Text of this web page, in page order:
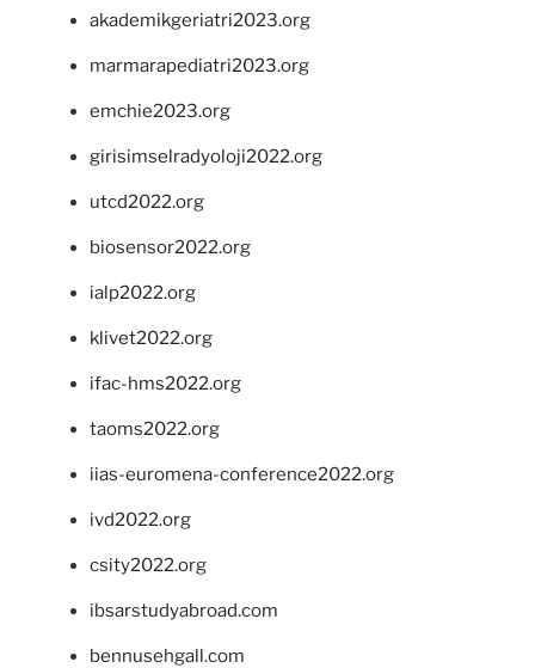
akademikgeriatri2023.org
marmarapediatri2023.org
emchie2023.org
girisimselradyoloji2022.org
utcd2022.org
biosensor2022.org
ialp2022.org
klivet2022.org
ifac-hms2022.org
taoms2022.org
iias-euromena-conference2022.org
ivd2022.org
csity2022.org
ibsarstudyabroad.com
bennusehgall.com